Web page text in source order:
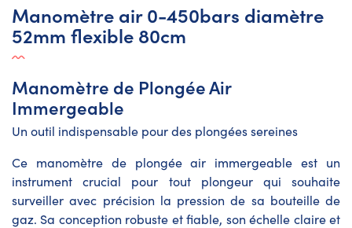
Manomètre air 0-450bars diamètre
52mm flexible 80cm
Manomètre de Plongée Air
Immergeable
Un outil indispensable pour des plongées sereines
Ce manomètrede plongéeair immergeable est un
instrument crucial pour tout plongeurquisouhaite
surveiller avec précision la pression de sa bouteillede
gaz. Sa conception robuste etfiable, sonéchelle claireet